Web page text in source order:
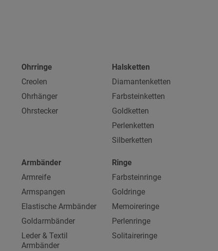
Ohrringe
Creolen
Ohrhänger
Ohrstecker
Halsketten
Diamantenketten
Farbsteinketten
Goldketten
Perlenketten
Silberketten
Armbänder
Armreife
Armspangen
Elastische Armbänder
Goldarmbänder
Leder & Textil
Armbänder
Ringe
Farbsteinringe
Goldringe
Memoireringe
Perlenringe
Solitaireringe